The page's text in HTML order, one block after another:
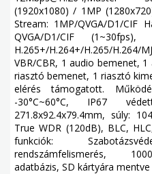
(1920x1080) / 1MP
Stream: 1MP/QVGA/D1/CIF
QVGA/D1/CIF (1~30fps),
H.265+/H.264+/H.265/H.264/
VBR/CBR, 1 audio bemenet,
riasztó bemenet, 1 riasztó
elérés támogatott.
-30°C~60°C, IP67
271.8x92.4x79.4mm, súly:
True WDR (120dB), BLC,
funkciók:
rendszámfelismerés,
adatbázis, SD kártyára mentve